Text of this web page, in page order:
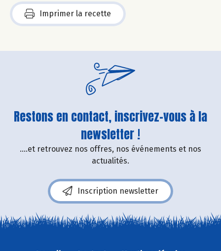
Imprimer la recette
Restons en contact, inscrivez-vous à la
newsletter !
....et retrouvez nos offres, nos événements et nos
actualités.
Inscription newsletter